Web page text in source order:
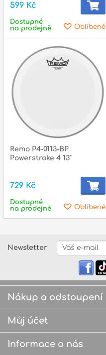
599 Kč
Oblíbené
Dostupné
na prodejně
Remo P4-0113-BP
Powerstroke 4 13"
729 Kč
Oblíbené
Dostupné
na prodejně
Newsletter
Nákup a odstoupení
Můj účet
Informace o nás